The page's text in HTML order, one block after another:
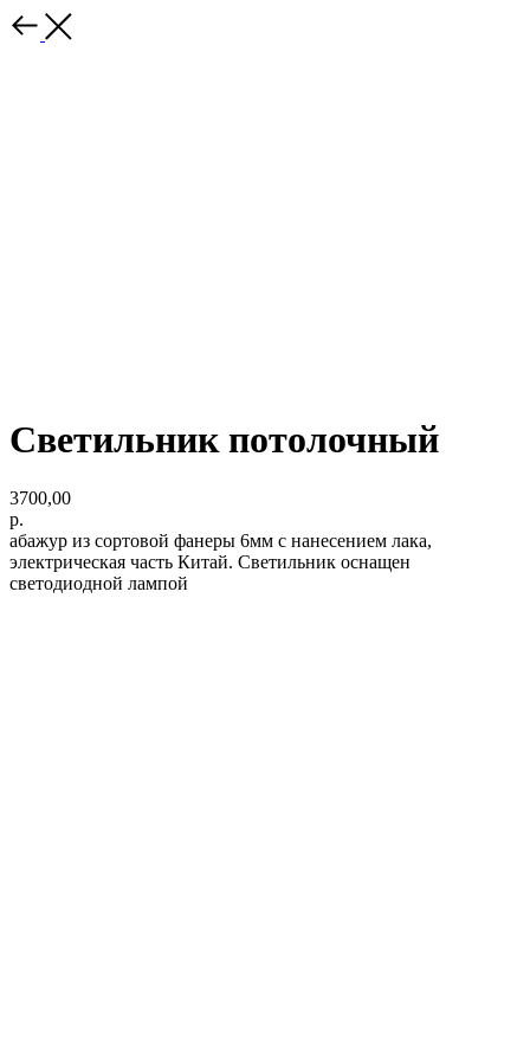
Светильник потолочный
3700,00
р.
абажур из сортовой фанеры 6мм с нанесением лака,
электрическая часть Китай. Светильник оснащен
светодиодной лампой